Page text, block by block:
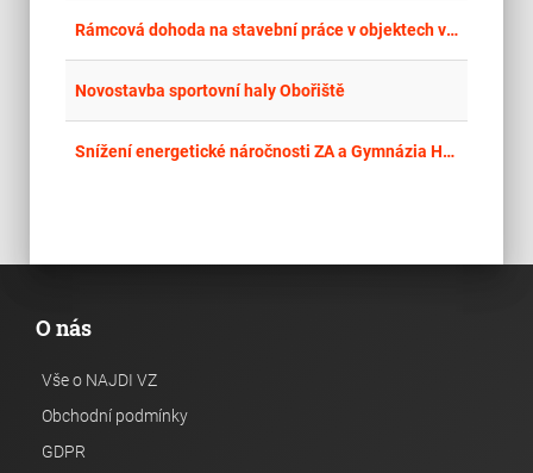
Rámcová dohoda na stavební práce v objektech ve správě MČ Brno-střed
Novostavba sportovní haly Obořiště
Snížení energetické náročnosti ZA a Gymnázia Hořice – DM Riegrova - stavební práce, FVE
O nás
Vše o NAJDI VZ
Obchodní podmínky
GDPR